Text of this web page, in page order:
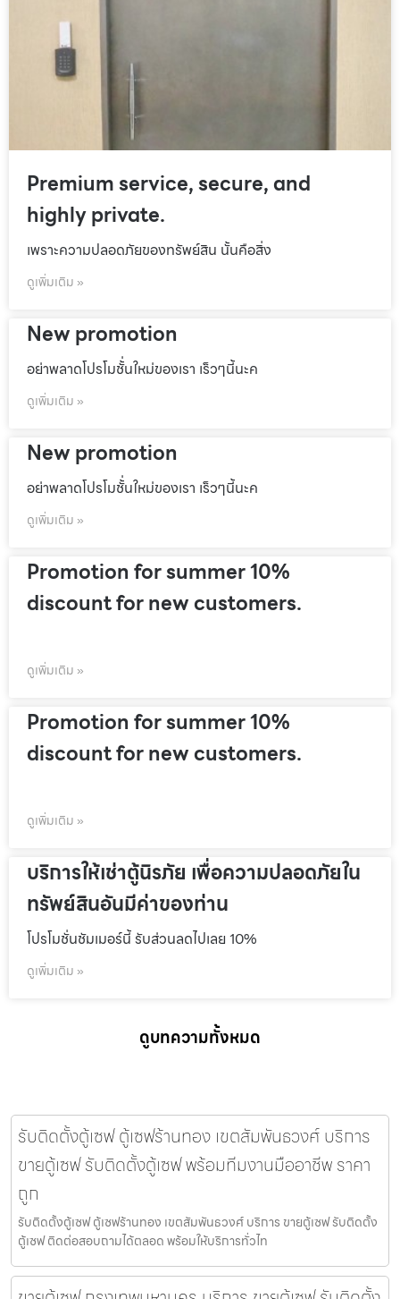
Premium service, secure, and
highly private.
เพราะความปลอดภัยของทรัพย์สิน นั้นคือสิ่ง
ดูเพิ่มเติม »
New promotion
อย่าพลาดโปรโมชั้่นใหม่ของเรา เร็วๆนี้นะค
ดูเพิ่มเติม »
New promotion
อย่าพลาดโปรโมชั้่นใหม่ของเรา เร็วๆนี้นะค
ดูเพิ่มเติม »
Promotion for summer 10%
discount for new customers.
ดูเพิ่มเติม »
Promotion for summer 10%
discount for new customers.
ดูเพิ่มเติม »
บริการให้เช่าตู้นิรภัย เพื่อความปลอดภัยใน
ทรัพย์สินอันมีค่าของท่าน
โปรโมชั่นชัมเมอร์นี้ รับส่วนลดไปเลย 10%
ดูเพิ่มเติม »
ดูบทความทั้งหมด
รับติดตั้งตู้เซฟ ตู้เซฟร้านทอง เขตสัมพันธวงศ์ บริการ
ขายตู้เซฟ รับติดตั้งตู้เซฟ พร้อมทีมงานมืออาชีพ ราคา
ถูก
รับติดตั้งตู้เซฟ ตู้เซฟร้านทอง เขตสัมพันธวงศ์ บริการ ขายตู้เซฟ รับติดตั้ง
ตู้เซฟ ติดต่อสอบถามได้ตลอด พร้อมให้บริการทั่วไท